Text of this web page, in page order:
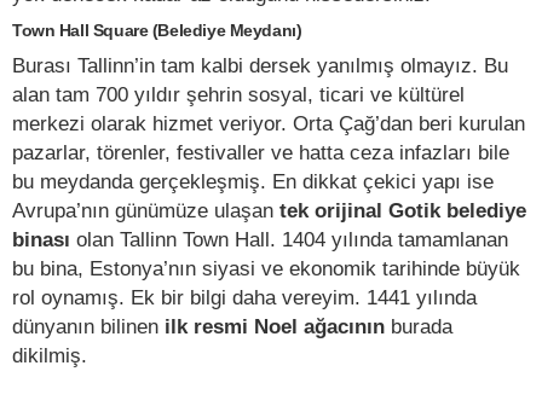
Town Hall Square (Belediye Meydanı)
Burası Tallinn’in tam kalbi dersek yanılmış olmayız. Bu
alan tam 700 yıldır şehrin sosyal, ticari ve kültürel
merkezi olarak hizmet veriyor. Orta Çağ’dan beri kurulan
pazarlar, törenler, festivaller ve hatta ceza infazları bile
bu meydanda gerçekleşmiş. En dikkat çekici yapı ise
Avrupa’nın günümüze ulaşan tek orijinal Gotik belediye
binası olan Tallinn Town Hall. 1404 yılında tamamlanan
bu bina, Estonya’nın siyasi ve ekonomik tarihinde büyük
rol oynamış. Ek bir bilgi daha vereyim. 1441 yılında
dünyanın bilinen ilk resmi Noel ağacının burada
dikilmiş.